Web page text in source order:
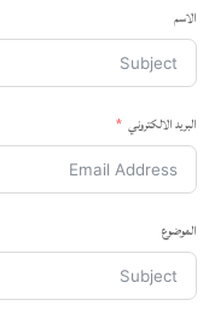
الاسم
البريد الالكتروني
الموضوع